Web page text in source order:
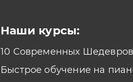
Наши курсы:
10 Современных Шедевров
Быстрое обучение на